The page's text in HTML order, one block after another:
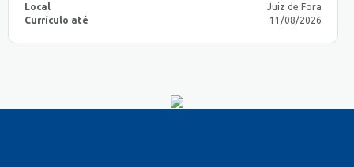
Local
Juiz de Fora
Currículo até
11/08/2026